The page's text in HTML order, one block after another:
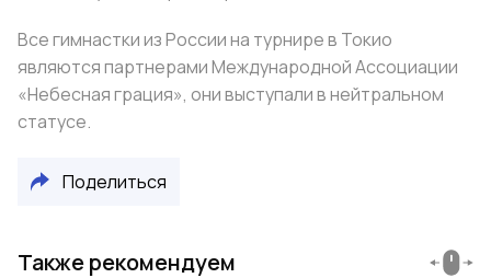
Все гимнастки из России на турнире в Токио
являются партнерами Международной Ассоциации
«Небесная грация», они выступали в нейтральном
статусе.
Поделиться
Также рекомендуем